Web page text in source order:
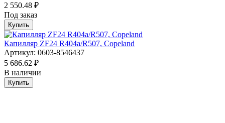
2 550.48 ₽
Под заказ
Купить
Капилляр ZF24 R404a/R507, Copeland
Артикул: 0603-8546437
5 686.62 ₽
В наличии
Купить